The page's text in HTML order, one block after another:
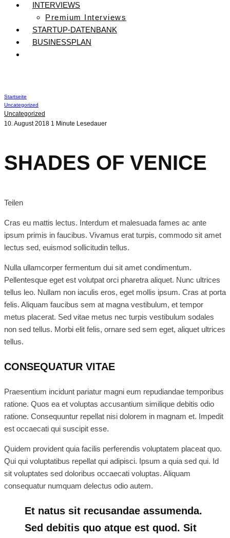
INTERVIEWS
Premium Interviews
STARTUP-DATENBANK
BUSINESSPLAN
Startseite
Uncategorized
Uncategorized
10. August 2018 1 Minute Lesedauer
SHADES OF VENICE
Teilen
Cras eu mattis lectus. Interdum et malesuada fames ac ante
ipsum primis in faucibus. Vivamus erat turpis, commodo sit amet
lectus sed, euismod sollicitudin tellus.
Nulla ullamcorper fermentum dui sit amet condimentum.
Pellentesque eget est volutpat orci pharetra aliquet. Nunc ultrices
tellus leo. Nullam non iaculis eros, eget mollis ipsum. Cras at porta
felis. Aliquam faucibus sem at magna vestibulum, et tempor
metus placerat. Sed vitae metus nec turpis vestibulum sodales
non sed tellus. Morbi elit felis, ornare sed sem eget, aliquet ultrices
tellus.
CONSEQUATUR VITAE
Praesentium incidunt pariatur magni eum repudiandae temporibus
ratione. Quos ea et voluptas accusantium similique debitis odio
ratione. Consequuntur repellat nisi dolorem in magnam et. Impedit
est occaecati qui suscipit esse.
Quidem provident quia facilis perferendis voluptatem placeat quo.
Qui qui voluptatibus repellat qui adipisci. Ipsum a quia sed qui. Id
sit voluptates sed doloribus occaecati voluptas. Aliquam
consequatur numquam delectus odio autem.
Et natus sit recusandae assumenda.
Sed debitis quo atque est quod. Sit